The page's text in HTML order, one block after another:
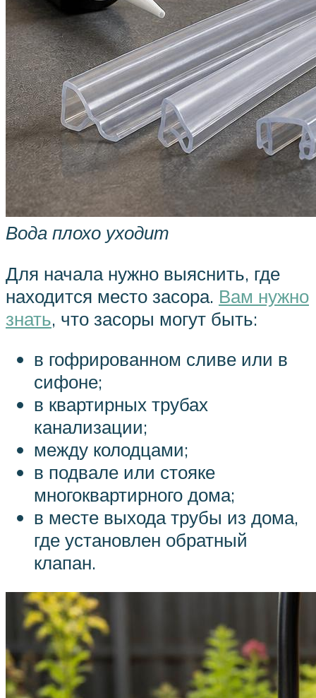
Вода плохо уходит
Для начала нужно выяснить, где
находится место засора. Вам нужно
знать, что засоры могут быть:
в гофрированном сливе или в
сифоне;
в квартирных трубах
канализации;
между колодцами;
в подвале или стояке
многоквартирного дома;
в месте выхода трубы из дома,
где установлен обратный
клапан.